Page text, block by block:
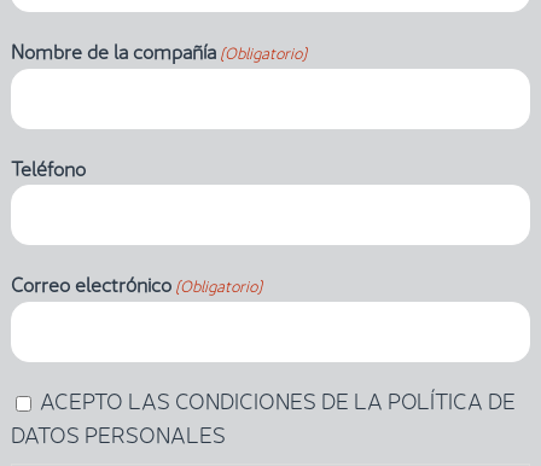
Nombre de la compañía(Obligatorio)
Teléfono
Correo electrónico(Obligatorio)
Al
introducir
ACEPTO LAS CONDICIONES DE LA POLÍTICA DE
DATOS PERSONALES